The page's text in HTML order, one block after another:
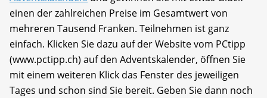
einen der zahlreichen Preise im Gesamtwert von
mehreren Tausend Franken. Teilnehmen ist ganz
einfach. Klicken Sie dazu auf der Website vom PCtipp
(www.pctipp.ch) auf den Adventskalender, öffnen Sie
mit einem weiteren Klick das Fenster des jeweiligen
Tages und schon sind Sie bereit. Geben Sie dann noch